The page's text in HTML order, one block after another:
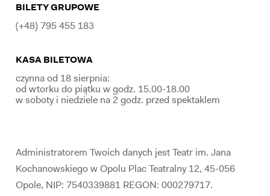
BILETY GRUPOWE
(+48) 795 455 183
KASA BILETOWA
czynna od 18 sierpnia:
od wtorku do piątku w godz. 15.00-18.00
w soboty i niedziele na 2 godz. przed spektaklem
Administratorem Twoich danych jest Teatr im. Jana
Kochanowskiego w Opolu Plac Teatralny 12, 45-056
Opole, NIP: 7540339881 REGON: 000279717.